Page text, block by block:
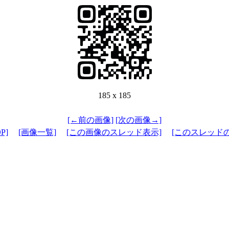
185 x 185
[←前の画像] [次の画像→]
[画像一覧] [この画像のスレッド表示] [このスレッド